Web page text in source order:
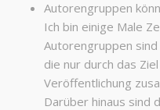
Autorengruppen
Ich bin einige Male
Autorengruppen
die nur durch das
Veröffentlichung
Darüber hinaus sind